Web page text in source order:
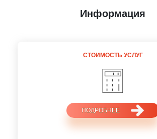
Информация
СТОИМОСТЬ УСЛУГ
ПОДРОБНЕЕ